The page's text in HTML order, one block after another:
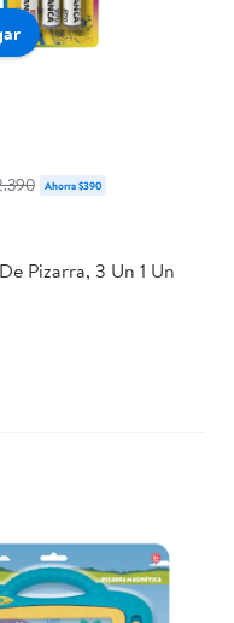
Ahorra $390
Pizarra, 3 Un 1 Un